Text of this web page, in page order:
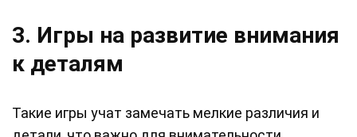
3. Игры на развитие внимания
к деталям
Такие игры учат замечать мелкие различия и